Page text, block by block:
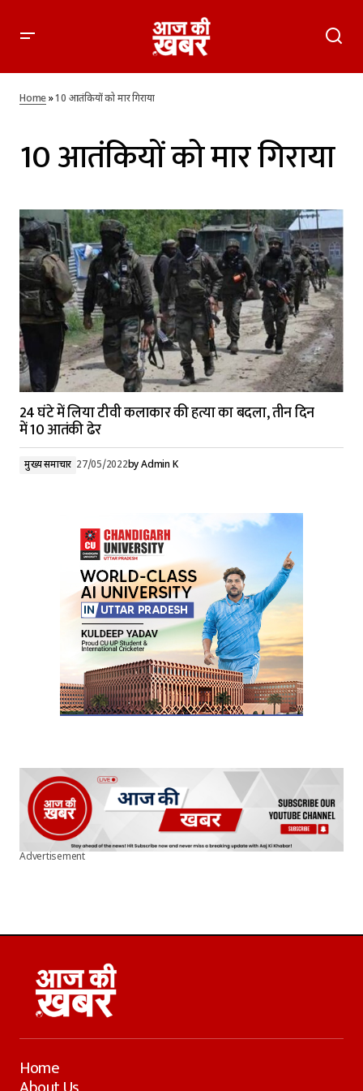
Home»10 आतंकियों को मार गिराया
10 आतंकियों को मार गिराया
24 घंटे में लिया टीवी कलाकार की हत्या का बदला, तीन दिन
में 10 आतंकी ढेर
मुख्य समाचार 27/05/2022byAdmin K
Advertisement
Home